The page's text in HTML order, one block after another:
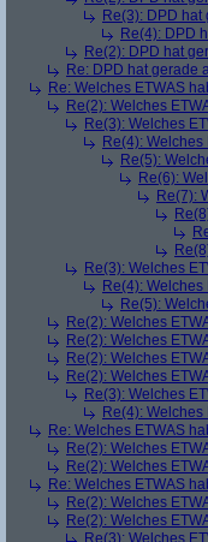
Re(3): DPD
Re(4): DPD
Re(2): DPD hat
Re: DPD hat gerade
Re: Welches ETWAS
Re(2): Welches
Re(3): Welches
Re(4):
Re(5):
Re(6):
Re(7):
Re(3): Welches
Re(4):
Re(5):
Re(2): Welches
Re(2): Welches
Re(2): Welches
Re(2): Welches
Re(3): Welches
Re(4):
Re: Welches ETWAS
Re(2): Welches
Re(2): Welches
Re: Welches ETWAS
Re(2): Welches
Re(2): Welches
Re(3): Welches